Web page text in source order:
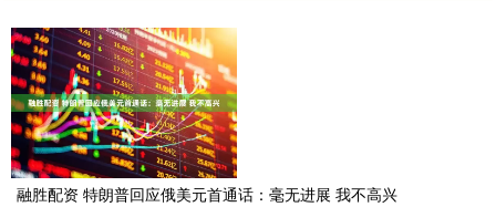
融胜配资 特朗普回应俄美元首通话：毫无进展 我不高兴